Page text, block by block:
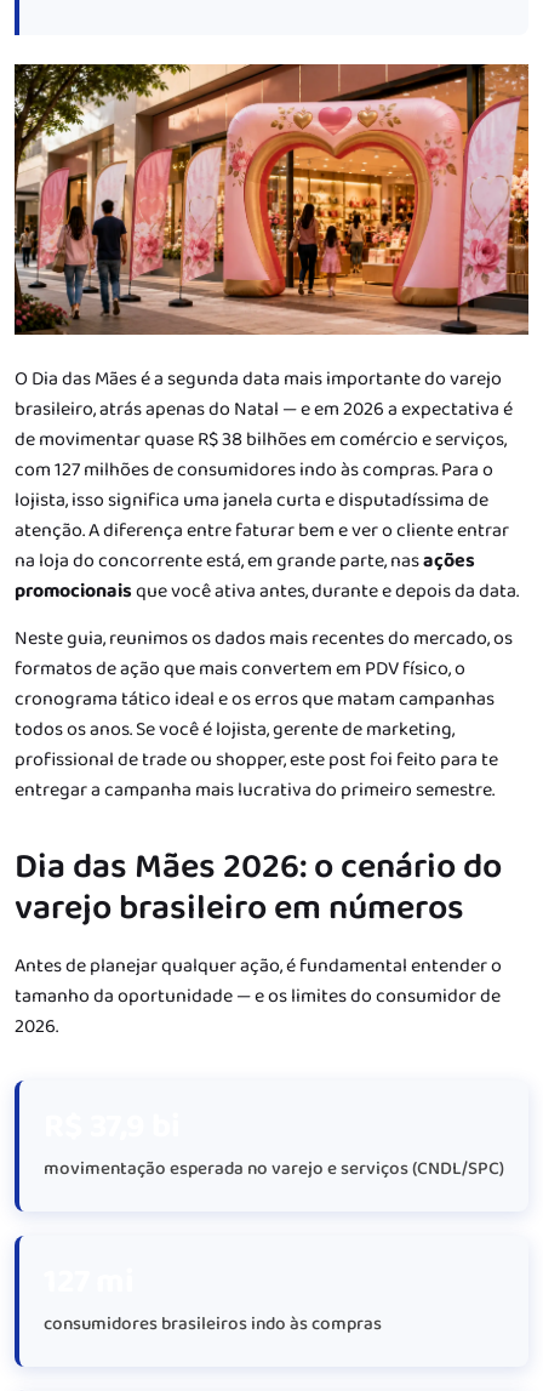
O Dia das Mães é a segunda data mais importante do varejo
brasileiro, atrás apenas do Natal — e em 2026 a expectativa é
de movimentar quase R$ 38 bilhões em comércio e serviços,
com 127 milhões de consumidores indo às compras. Para o
lojista, isso significa uma janela curta e disputadíssima de
atenção. A diferença entre faturar bem e ver o cliente entrar
na loja do concorrente está, em grande parte, nasações
promocionaisque você ativa antes, durante e depois da data.
Neste guia, reunimos os dados mais recentes do mercado, os
formatos de ação que mais convertem em PDV físico, o
cronograma tático ideal e os erros que matam campanhas
todos os anos. Se você é lojista, gerente de marketing,
profissional de trade ou shopper, este post foi feito para te
entregar a campanha mais lucrativa do primeiro semestre.
Dia das Mães 2026: o cenário do
varejo brasileiro em números
Antes de planejar qualquer ação, é fundamental entender o
tamanho da oportunidade — e os limites do consumidor de
2026.
movimentação esperada no varejo e serviços (CNDL/SPC)
consumidores brasileiros indo às compras